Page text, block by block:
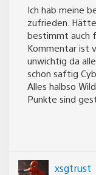
Ich hab meine
zufrieden.
bestimmt auch
Kommentar ist
unwichtig da
schon saftig
Alles halbso
Punkte sind
xsgtrust